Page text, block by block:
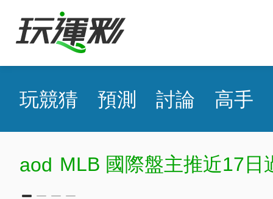
玩競猜 預測 討論 高手
aod MLB 國際盤主推近17日